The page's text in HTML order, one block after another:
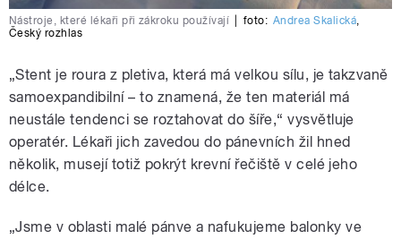
Nástroje, které lékaři při zákroku používají foto: Andrea Skalická
Český rozhlas
„Stent je roura z pletiva, která má velkou sílu, je takzvaně
samoexpandibilní – to znamená, že ten materiál má
neustále tendenci se roztahovat do šíře,“ vysvětluje
operatér. Lékaři jich zavedou do pánevních žil hned
několik, musejí totiž pokrýt krevní řečiště v celé jeho
délce.
„Jsme v oblasti malé pánve a nafukujeme balonky ve